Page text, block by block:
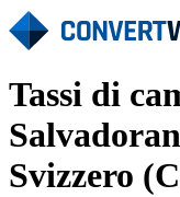
Tassi di
Svizzero